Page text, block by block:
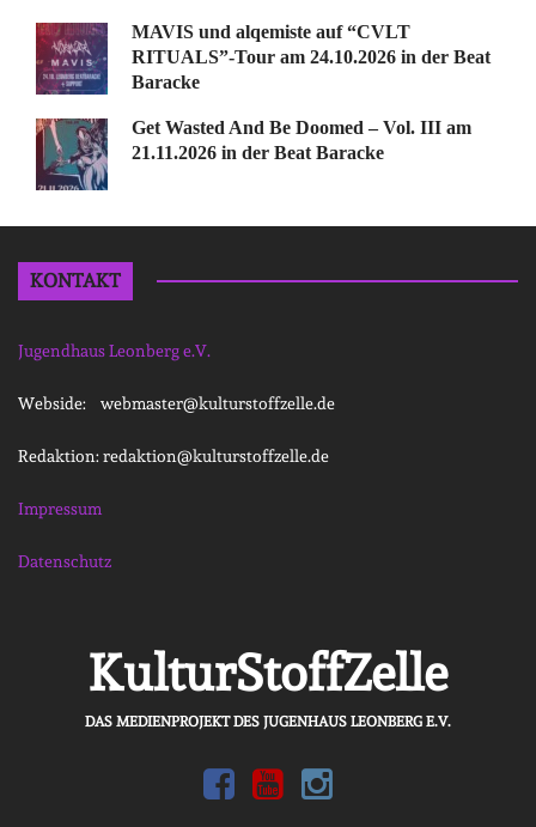
MAVIS und alqemiste auf “CVLT
RITUALS”-Tour am 24.10.2026 in der Beat
Baracke
Get Wasted And Be Doomed – Vol. III am
21.11.2026 in der Beat Baracke
KONTAKT
Jugendhaus Leonberg e.V.
Webside: webmaster@kulturstoffzelle.de
Redaktion: redaktion@kulturstoffzelle.de
Impressum
Datenschutz
KulturStoffZelle
DAS MEDIENPROJEKT DES JUGENHAUS LEONBERG E.V.